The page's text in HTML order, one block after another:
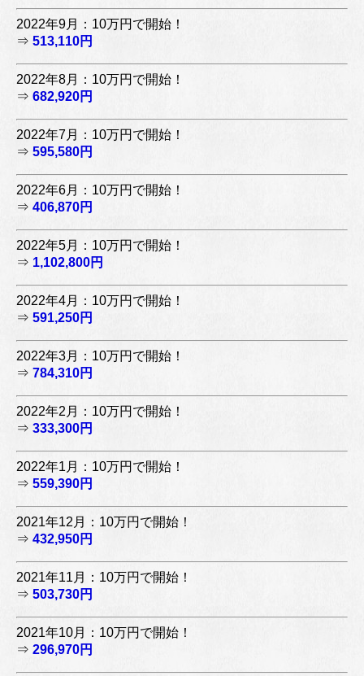
2022年9月：10万円で開始！
⇒ 513,110円
2022年8月：10万円で開始！
⇒ 682,920円
2022年7月：10万円で開始！
⇒ 595,580円
2022年6月：10万円で開始！
⇒ 406,870円
2022年5月：10万円で開始！
⇒ 1,102,800円
2022年4月：10万円で開始！
⇒ 591,250円
2022年3月：10万円で開始！
⇒ 784,310円
2022年2月：10万円で開始！
⇒ 333,300円
2022年1月：10万円で開始！
⇒ 559,390円
2021年12月：10万円で開始！
⇒ 432,950円
2021年11月：10万円で開始！
⇒ 503,730円
2021年10月：10万円で開始！
⇒ 296,970円